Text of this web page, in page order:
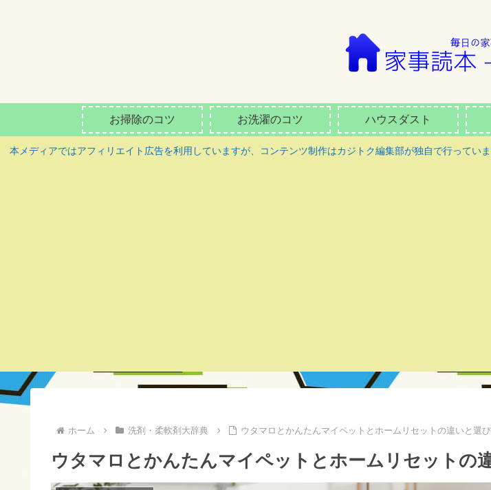
お掃除のコツ お洗濯のコツ ハウスダスト
本メディアではアフィリエイト広告を利用していますが、コンテンツ制作はカジトク編集部が独自で行ってい
ホーム 洗剤・柔軟剤大辞典 ウタマロとかんたんマイペットとホームリセットの違いと選
ウタマロとかんたんマイペットとホームリセットの